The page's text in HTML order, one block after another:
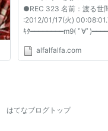
●REC 323 名前：渡る世
:2012/01/17(火)
ｷﾀ━━━━━━━━m9( ﾟ∀ﾟ
alfalfalfa.com
はてなブログトップ